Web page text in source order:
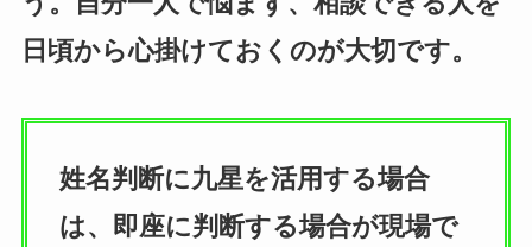
日頃から心掛けておくのが大切です。
姓名判断に九星を活用する場合
は、即座に判断する場合が現場で